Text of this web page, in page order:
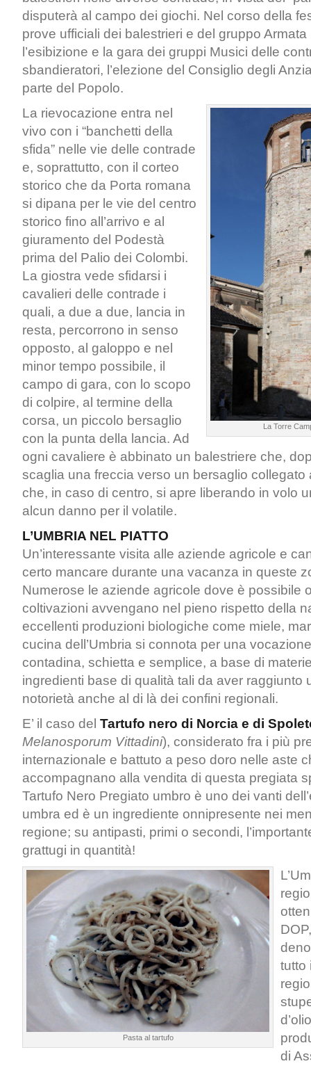
disputerà al campo dei giochi. Nel corso della
prove ufficiali dei balestrieri e del gruppo
l’esibizione e la gara dei gruppi Musici delle
sbandieratori, l’elezione del Consiglio degli
parte del Popolo.
La Torre
La rievocazione entra nel
vivo con i “banchetti della
sfida” nelle vie delle contrade
e, soprattutto, con il corteo
storico che da Porta romana
si dipana per le vie del centro
storico fino all’arrivo e al
giuramento del Podestà
prima del Palio dei Colombi.
La giostra vede sfidarsi i
cavalieri delle contrade i
quali, a due a due, lancia in
resta, percorrono in senso
opposto, al galoppo e nel
minor tempo possibile, il
campo di gara, con lo scopo
di colpire, al termine della
corsa, un piccolo bersaglio
con la punta della lancia. Ad
ogni cavaliere è abbinato un balestriere che,
scaglia una freccia verso un bersaglio collegato
che, in caso di centro, si apre liberando in volo
alcun danno per il volatile.
L’UMBRIA NEL PIATTO
Un’interessante visita alle aziende agricole e
certo mancare durante una vacanza in queste
Numerose le aziende agricole dove è possibile
coltivazioni avvengano nel pieno rispetto della
eccellenti produzioni biologiche come miele,
cucina dell’Umbria si connota per una
contadina, schietta e semplice, a base di
ingredienti base di qualità tali da aver raggiunto
notorietà anche al di là dei confini regionali.
E’ il caso del Tartufo nero di Norcia e di
Melanosporum Vittadini), considerato fra i più
internazionale e battuto a peso doro nelle aste
accompagnano alla vendita di questa pregiata
Tartufo Nero Pregiato umbro è uno dei vanti
umbra ed è un ingrediente onnipresente nei
regione; su antipasti, primi o secondi,
grattugi in quantità!
Pasta al tartufo
tutto
di